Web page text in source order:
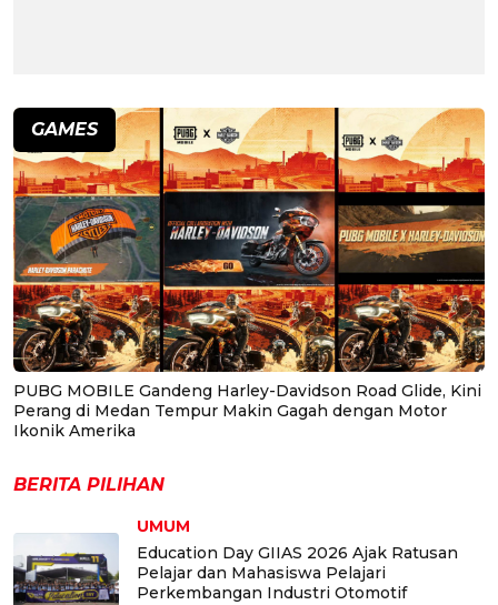
GAMES
PUBG MOBILE Gandeng Harley-Davidson Road Glide, Kini
Perang di Medan Tempur Makin Gagah dengan Motor
Ikonik Amerika
BERITA PILIHAN
UMUM
Education Day GIIAS 2026 Ajak Ratusan
Pelajar dan Mahasiswa Pelajari
Perkembangan Industri Otomotif